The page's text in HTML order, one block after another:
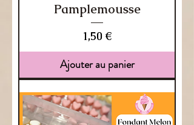
Pamplemousse
Prix
1,50 €
Ajouter au panier